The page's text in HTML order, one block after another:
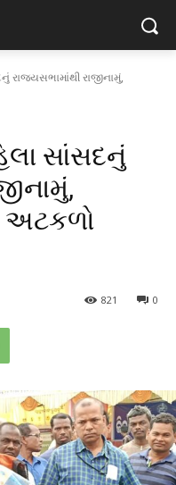
રાજ્યસભામાંથી રાજીનામું,
સાંસદનું
અટકળો
0
821